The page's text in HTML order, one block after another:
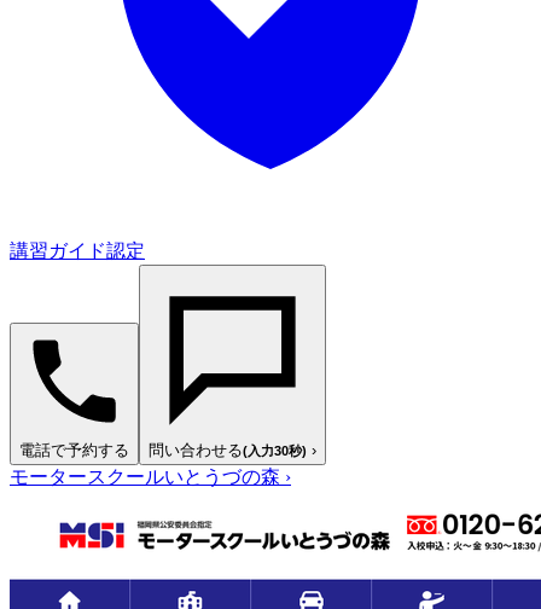
講習ガイド認定
電話で予約する 問い合わせる(入力30秒) ›
モータースクールいとうづの森 ›